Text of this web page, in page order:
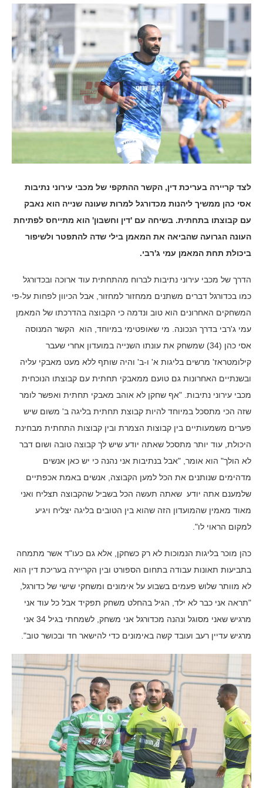
לצד קריירה בעריכת דין, הקשר ההתקפי של מכבי עירוני נתיבות
אסי כהן ממשיך ליהנות מכדורגל למרות שעונה שנייה הוא נאבק
עם קבוצתו בתחתית. בשיחה עם 'דין וחשבון' הוא מתייחס לפתיחת
העונה הגרועה שהביאה את המאמן בילי שדה להתפטר ולשיפור
ביכולת תחת המאמן עמי ג'רבי.
הדרך של מכבי עירוני נתיבות לברוח מהתחתית עוד ארוכה ובכדורגל
כמו בכדורגל דברים משתנים ממחזור למחזור, אבל הכיוון לפחות על-פי
המשחקים האחרונים הוא טוב ונדמה כי הקבוצה בהדרכתו של המאמן
עמי ג'רבי בדרך הנכונה. מי שאופטימי במיוחד, הוא הקשר המנוסה
אסי כהן (34) שמשחק את עונתו השנייה במועדון אחרי שעבר
קילומטראז' מרשים בליגות א' ו-ב' והיה שותף ללא מעט מאבקי עליה
ובשנתיים האחרונות גם טועם ממאבקי תחתית עם קבוצתו הנוכחית
מכבי עירוני נתיבות. "אף שחקן לא אוהב מאבקי תחתית ואפשר לומר
שזה הכי מתסכל במיוחד להיות קבוצת תחתית בליגה ב' משום שיש
פערים משמעותיים בין קבוצות הצמרת ובין קבוצות התחתית מבחינת
היכולת, עוד יותר מתסכל שאתה יודע שיש לך קבוצה טובה ושום דבר
לא הולך" הוא אומר, "אבל בנתיבות אני נהנה כי יש כאן אנשים
מדהימים שנותנים את הכל למען הקבוצה, אנשים באמת אכפתיים
שלמענם אתה יודע שאתה תעשה הכל בשביל שהקבוצה תצליח ואני
מאוד מאמין שהמועדון הזה שהוא בין הטובים בליגה יצליח ויגיע
למקום הראוי לו".
כהן מוכר בליגות הנמוכות לא רק כשחקן, אלא גם כעו"ד אשר מתמחה
בתביעות תאונות עבודה בתחום הספורט ובין הקריירה בעריכת דין הוא
לא מוותר שלוש פעמים בשבוע על אימונים ומשחקי שישי של כדורגל,
"תראה אני כבר לא ילד, הגיל בהחלט משחק תפקיד אבל כל עוד אני
מרגיש שאני מסוגל ונהנה מכדורגל אני משחק, לשמחתי בגיל 34 אני
מרגיש עדיין רעב ועובד קשה באימונים כדי להישאר חד ובכושר טוב".